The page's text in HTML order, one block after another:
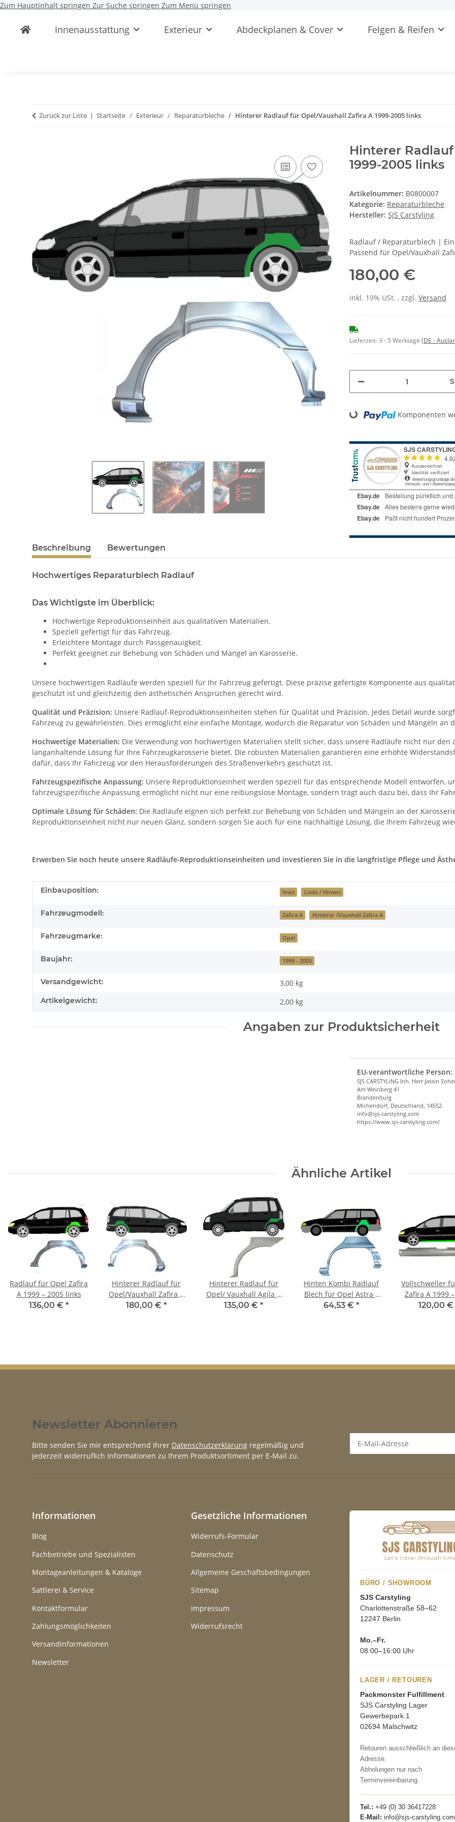
Zum Hauptinhalt springen Zur Suche springen Zum Menü springen
Innenausstattung Exterieur Abdeckplanen & Cover Felgen & Reifen
Zurück zur Liste Startseite Exterieur Reparaturbleche Hinterer Radlauf für Opel/Vauxhall Zafira A 1999-2005 links
Hinterer
1999-2005 links
Artikelnummer: B0800007
Kategorie: Reparaturbleche
Hersteller: SJS Carstyling
Radlauf / Reparaturblech |
Passend für Opel/Vauxhall
180,00 €
inkl. 19% USt. , zzgl. Versand
Lieferzeit:3 - 5 Werktage (DE -
Loading... Komponenten
Beschreibung Bewertungen
Hochwertiges Reparaturblech Radlauf
Das Wichtigste im Überblick:
Hochwertige Reproduktionseinheit aus qualitativen Materialien.
Speziell gefertigt für das Fahrzeug.
Erleichtere Montage durch Passgenauigkeit.
Perfekt geeignet zur Behebung von Schäden und Mängel an Karosserie.
Unsere hochwertigen Radläufe werden speziell für Ihr Fahrzeug gefertigt. Diese präzise gefertigte Komponente aus
geschützt ist und gleichzeitig den ästhetischen Ansprüchen gerecht wird.
Qualität und Präzision: Unsere Radlauf-Reproduktionseinheiten stehen für Qualität und Präzision. Jedes Detail wurde
Fahrzeug zu gewährleisten. Dies ermöglicht eine einfache Montage, wodurch die Reparatur von Schäden und Mängeln an
Hochwertige Materialien: Die Verwendung von hochwertigen Materialien stellt sicher, dass unsere Radläufe nicht nur
langanhaltende Lösung für Ihre Fahrzeugkarosserie bietet. Die robusten Materialien garantieren eine erhöhte
dafür, dass Ihr Fahrzeug vor den Herausforderungen des Straßenverkehrs geschützt ist.
Fahrzeugspezifische Anpassung: Unsere Reproduktionseinheit werden speziell für das entsprechende Modell entworfen,
fahrzeugspezifische Anpassung ermöglicht nicht nur eine reibungslose Montage, sondern trägt auch dazu bei, dass Ihr
Optimale Lösung für Schäden: Die Radläufe eignen sich perfekt zur Behebung von Schäden und Mängeln an der
Reproduktionseinheit nicht nur neuen Glanz, sondern sorgen Sie auch für eine nachhaltige Lösung, die Ihrem Fahrzeug
Erwerben Sie noch heute unsere Radläufe-Reproduktionseinheiten und investieren Sie in die langfristige Pflege und
Produkteigenschaft
Wert
Einbauposition: links Links / Hinten
Fahrzeugmodell: Zafira A Hinterer /Vauxhall Zafira A
Fahrzeugmarke: Opel
Baujahr: 1999 - 2005
Versandgewicht: 3,00 kg
Artikelgewicht: 2,00 kg
Angaben zur Produktsicherheit
EU-verantwortliche Person:
SJS CARSTYLING Inh. Herr Jassin
Am Weinberg 41
Brandenburg
Michendorf, Deutschland, 14552
info@sjs-carstyling.com
https://www.sjs-carstyling.com/
Ähnliche Artikel
Radlauf für Opel Zafira
A 1999 – 2005 links
136,00 € *
Hinterer Radlauf für
Opel/Vauxhall Zafira A
1999-2005 rechts
180,00 € *
Hinterer Radlauf für
Opel/ Vauxhall Agila A
2001-2008 links
135,00 € *
Hinten Kombi Radlauf
Blech für Opel Astra F
1991 - 2002 links
64,53 € *
Vollschweller
Zafira A 1999
links
120,00 €
Newsletter Abonnieren
Bitte senden Sie mir entsprechend Ihrer Datenschutzerklärung regelmäßig und
jederzeit widerruflich Informationen zu Ihrem Produktsortiment per E-Mail zu.
Informationen
Blog
Fachbetriebe und Spezialisten
Montageanleitungen & Kataloge
Sattlerei & Service
Kontaktformular
Zahlungsmöglichkeiten
Versandinformationen
Newsletter
Gesetzliche Informationen
Widerrufs-Formular
Datenschutz
Allgemeine Geschäftsbedingungen
Sitemap
Impressum
Widerrufsrecht
BÜRO / SHOWROOM
SJS Carstyling
Charlottenstraße 58–62
12247 Berlin
Mo.–Fr.
08:00–16:00 Uhr
LAGER / RETOUREN
Packmonster Fulfillment
SJS Carstyling Lager
Gewerbepark 1
02694 Malschwitz
Retouren ausschließlich an
Adresse.
Abholungen nur nach
Terminvereinbarung.
Tel.: +49 (0) 30 36417228
E-Mail: info@sjs-carstyling.com